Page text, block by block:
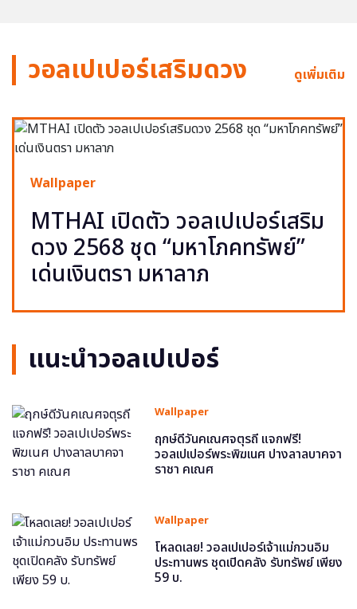
วอลเปเปอร์เสริมดวง ดูเพิ่มเติม
Wallpaper
MTHAI เปิดตัว วอลเปเปอร์เสริม
ดวง 2568 ชุด “มหาโภคทรัพย์”
เด่นเงินตรา มหาลาภ
แนะนำวอลเปเปอร์
Wallpaper
ฤกษ์ดีวันคเณศจตุรถี แจกฟรี!
วอลเปเปอร์พระพิฆเนศ ปางลาลบาคจา
ราชา คเณศ
Wallpaper
โหลดเลย! วอลเปเปอร์เจ้าแม่กวนอิม
ประทานพร ชุดเปิดคลัง รับทรัพย์ เพียง
59 บ.